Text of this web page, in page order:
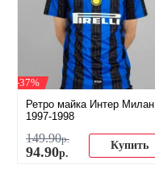
-37%
Ретро майка Интер Милан
1997-1998
149.90р.
94.90р.
Купить